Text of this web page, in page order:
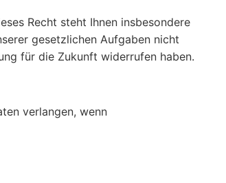
Recht steht Ihnen insbesondere
gesetzlichen Aufgaben nicht
für die Zukunft widerrufen haben.
verlangen, wenn